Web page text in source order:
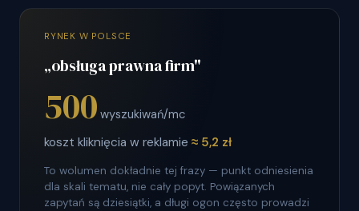
RYNEK W POLSCE
„obsługa prawna firm"
500 wyszukiwań/mc
koszt kliknięcia w reklamie ≈ 5,2 zł
To wolumen dokładnie tej frazy — punkt odniesienia
dla skali tematu, nie cały popyt. Powiązanych
zapytań są dziesiątki, a długi ogon często prowadzi